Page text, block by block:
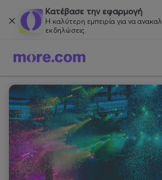
Κατέβασε την εφαρμογή
Η καλύτερη εμπειρία για να
εκδηλώσεις.